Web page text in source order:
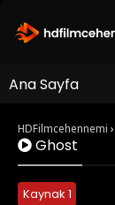
Ana Sayfa
HDFilmcehennemi ›
Ghost
Kaynak 1